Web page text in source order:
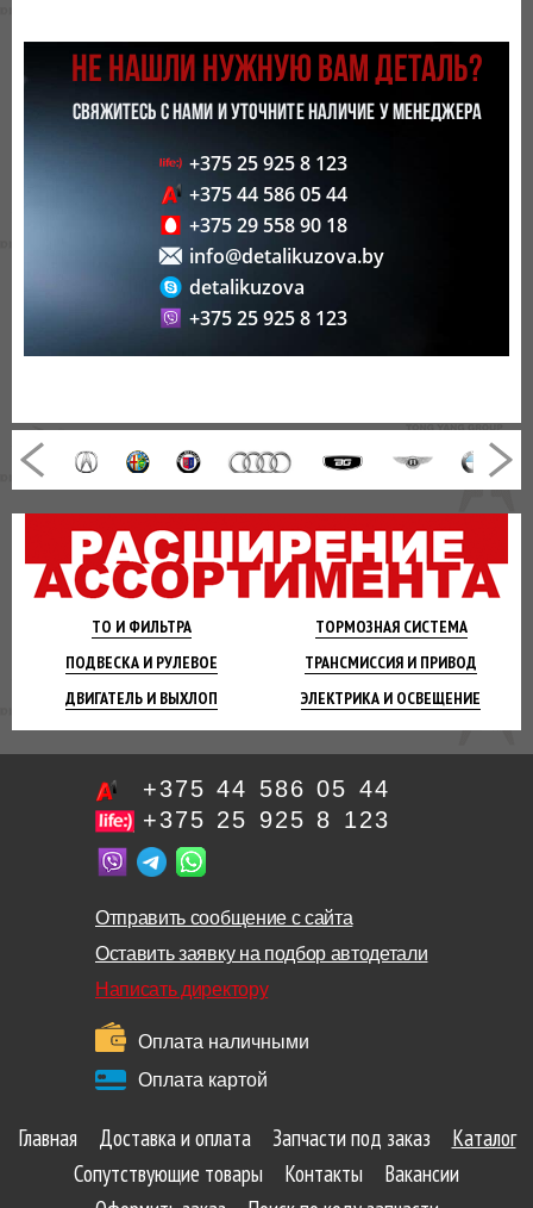
ТО И ФИЛЬТРА ТОРМОЗНАЯСИСТЕМА
ПОДВЕСКА И РУЛЕВОЕ ТРАНСМИССИЯ И ПРИВОД
ДВИГАТЕЛЬ И ВЫХЛОП ЭЛЕКТРИКА И ОСВЕЩЕНИЕ
НЕ НАШЛИ НУЖНУЮ ВАМ ДЕТАЛЬ?
СВЯЖИТЕСЬ С НАМИ И УТОЧНИТЕ НАЛИЧИЕ У МЕНЕДЖЕРА
+375 25 925 8 123
+375 44 586 05 44
+375 29 558 90 18
info@detalikuzova.by
detalikuzova
+375 25 925 8 123
+375 44 586 05 44
+375 25 925 8 123
Отправить сообщение с сайта
Оставить заявку на подбор автодетали
Написать директору
Оплата наличными
Оплата картой
Главная Доставка и оплата Запчасти под заказ
Каталог
Сопутствующие товары
Контакты
Вакансии